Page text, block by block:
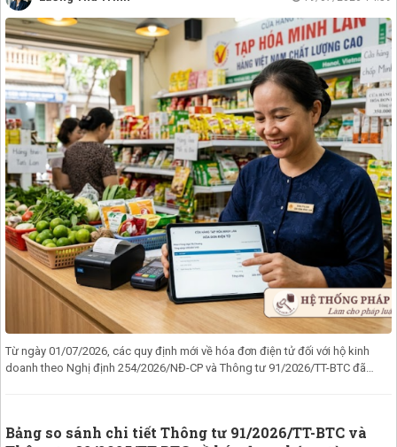
Từ ngày 01/07/2026, các quy định mới về hóa đơn điện tử đối với hộ kinh
doanh theo Nghị định 254/2026/NĐ-CP và Thông tư 91/2026/TT-BTC đã
Bảng so sánh chi tiết Thông tư 91/2026/TT-BTC và